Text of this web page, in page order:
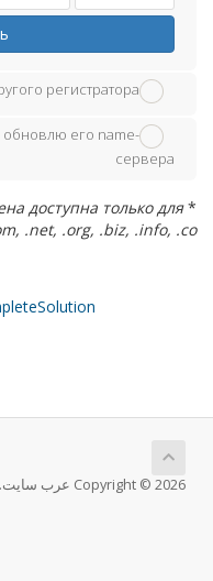
регистратора
обновлю его name-
сервера
*
доступна только для
.net, .org, .biz, .info, .co
Copyright © 2026 عرب سايت. All Rights Reserved.